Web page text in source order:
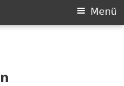
und Trekkingtouren
Menü